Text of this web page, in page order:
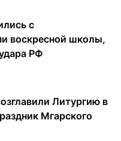
с
воскресной школы,
РФ
Литургию в
Мгарского